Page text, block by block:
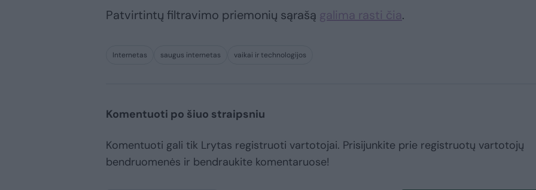
Patvirtintų filtravimo priemonių sąrašą galima rasti čia.
Internetas saugus internetas vaikai ir technologijos
Komentuoti po šiuo straipsniu
Komentuoti gali tik Lrytas registruoti vartotojai. Prisijunkite prie registruotų vartotojų
bendruomenės ir bendraukite komentaruose!